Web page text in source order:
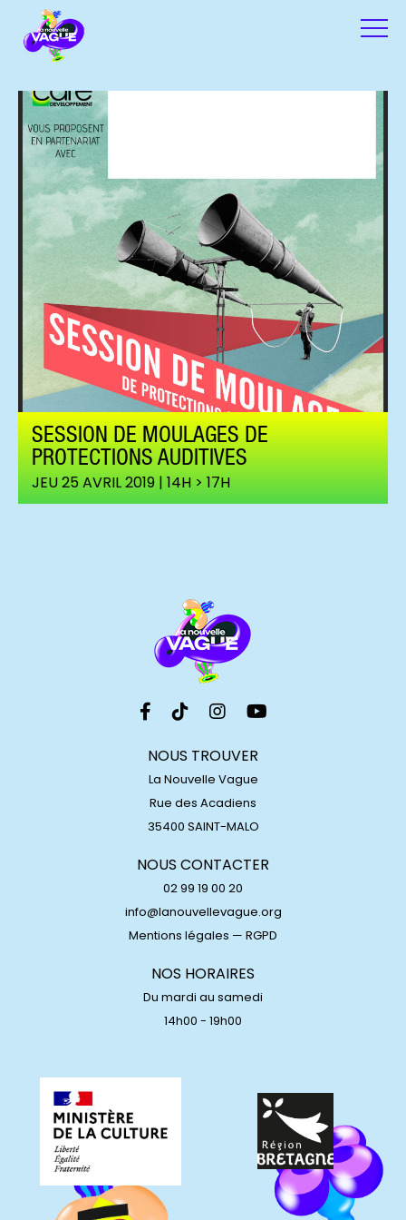
SESSION DE MOULAGES DE
PROTECTIONS AUDITIVES
JEU 25 AVRIL 2019 | 14H > 17H
NOUS TROUVER
La Nouvelle Vague
Rue des Acadiens
35400 SAINT-MALO
NOUS CONTACTER
02 99 19 00 20
info@lanouvellevague.org
Mentions légales — RGPD
NOS HORAIRES
Du mardi au samedi
14h00 - 19h00